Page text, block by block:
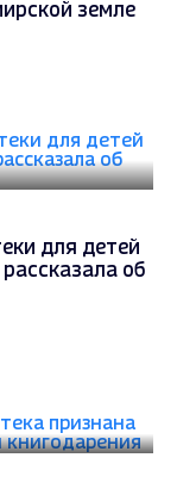
земле
для детей
об